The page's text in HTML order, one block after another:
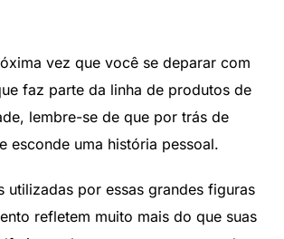
vez que você se deparar com
faz parte da linha de produtos de
lembre-se de que por trás de
esconde uma história pessoal.
utilizadas por essas grandes figuras
refletem muito mais do que suas